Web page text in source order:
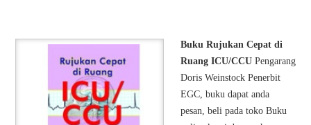
Buku Rujukan Cepat di
Ruang ICU/CCUPengarang
Doris Weinstock Penerbit
EGC, buku dapat anda
pesan, beli pada toko Buku